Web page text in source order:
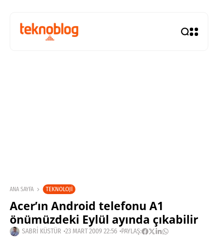
ANA SAYFA TEKNOLOJI
Acer’ın Android telefonu A1
önümüzdeki Eylül ayında çıkabilir
SABRI KÜSTÜR 23 MART 2009 22:56 PAYLAŞ: